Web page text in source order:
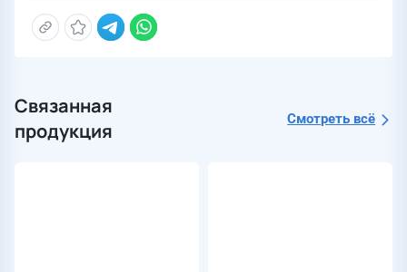
Связанная
продукция
Смотреть всё